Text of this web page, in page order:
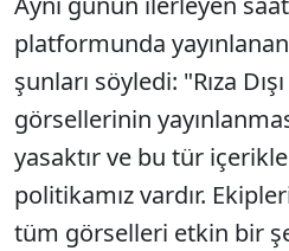
platformunda
şunları söyledi: "Rıza
görsellerinin
yasaktır ve bu tür
politikamız vardır.
tüm görselleri etkin bir